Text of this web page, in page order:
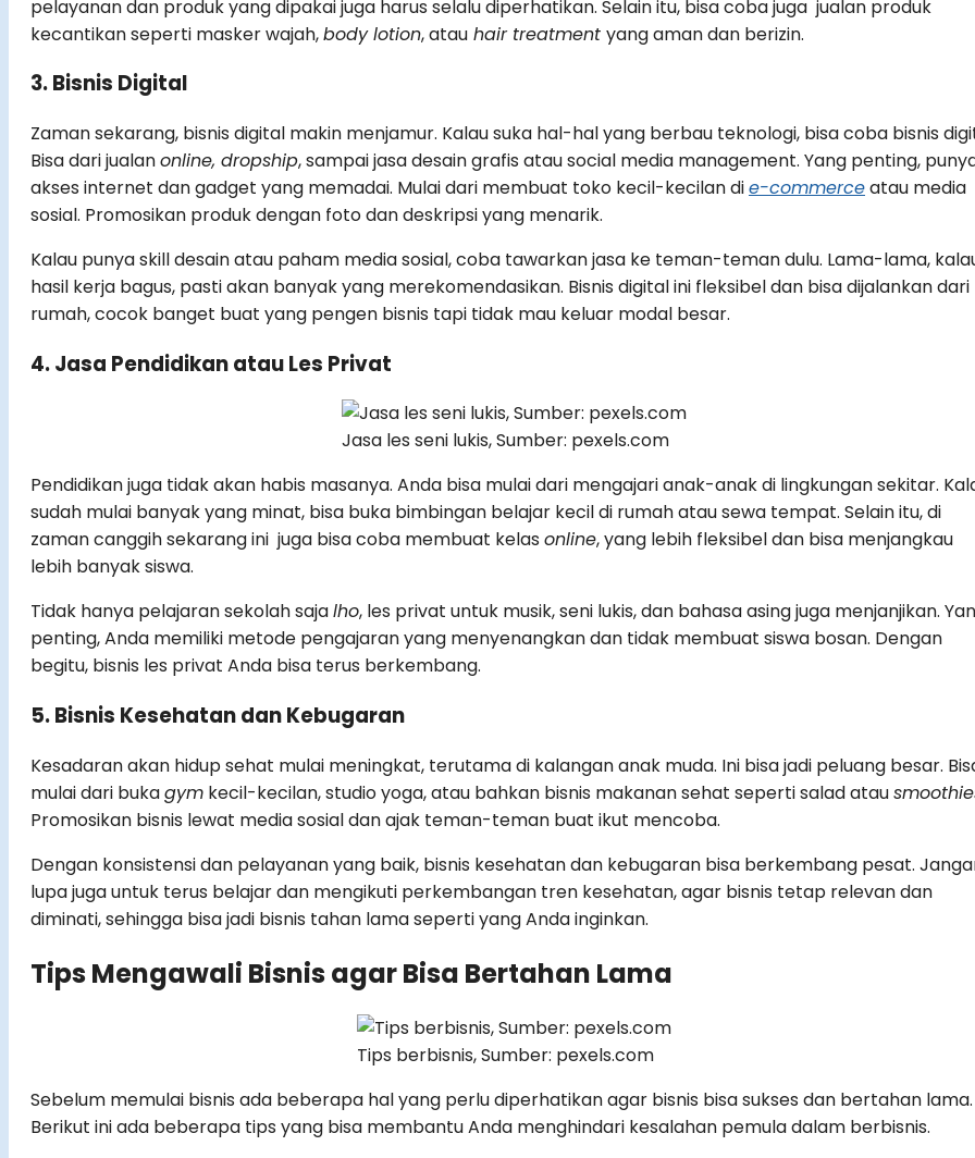
pelayanan dan produk yang dipakai juga harus selalu diperhatikan. Selain itu, bisa coba juga jualan produk
kecantikan seperti masker wajah,body lotion, atau hair treatment yang aman dan berizin.
3. Bisnis Digital
Zaman sekarang, bisnis digital makin menjamur. Kalau suka hal-hal yang berbau teknologi, bisa coba bisnis
Bisa dari jualanonline, dropship, sampai jasa desain grafis atau social media management. Yang penting,
akses internet dan gadget yang memadai. Mulai dari membuat toko kecil-kecilan die-commerceatau media
sosial. Promosikan produk dengan foto dan deskripsi yang menarik.
Kalau punya skill desain atau paham media sosial, coba tawarkan jasa ke teman-teman dulu. Lama-lama,
hasil kerja bagus, pasti akan banyak yang merekomendasikan. Bisnis digital ini fleksibel dan bisa dijalankan dari
rumah, cocok banget buat yang pengen bisnis tapi tidak mau keluar modal besar.
4. Jasa Pendidikan atau Les Privat
Jasa les seni lukis, Sumber: pexels.com
Pendidikan juga tidak akan habis masanya. Anda bisa mulai dari mengajari anak-anak di lingkungan sekitar.
sudah mulai banyak yang minat, bisa buka bimbingan belajar kecil di rumah atau sewa tempat. Selain itu, di
zaman canggih sekarang ini juga bisa coba membuat kelas online, yang lebih fleksibel dan bisa menjangkau
lebih banyak siswa.
Tidak hanya pelajaran sekolah sajalho, les privat untuk musik, seni lukis, dan bahasa asing juga menjanjikan.
penting, Anda memiliki metode pengajaran yang menyenangkan dan tidak membuat siswa bosan. Dengan
begitu, bisnis les privat Anda bisa terus berkembang.
5. Bisnis Kesehatan dan Kebugaran
Kesadaran akan hidup sehat mulai meningkat, terutama di kalangan anak muda. Ini bisa jadi peluang besar.
mulai dari bukagym kecil-kecilan, studio yoga, atau bahkan bisnis makanan sehat seperti salad atau
Promosikan bisnis lewat media sosial dan ajak teman-teman buat ikut mencoba.
Dengan konsistensi dan pelayanan yang baik, bisnis kesehatan dan kebugaran bisa berkembang pesat.
lupa juga untuk terus belajar dan mengikuti perkembangan tren kesehatan, agar bisnis tetap relevan dan
diminati, sehingga bisa jadi bisnis tahan lama seperti yang Anda inginkan.
Tips Mengawali Bisnis agar Bisa Bertahan Lama
Tips berbisnis, Sumber: pexels.com
Sebelum memulai bisnis ada beberapa hal yang perlu diperhatikan agar bisnis bisa sukses dan bertahan lama.
Berikut ini ada beberapa tips yang bisa membantu Anda menghindari kesalahan pemula dalam berbisnis.